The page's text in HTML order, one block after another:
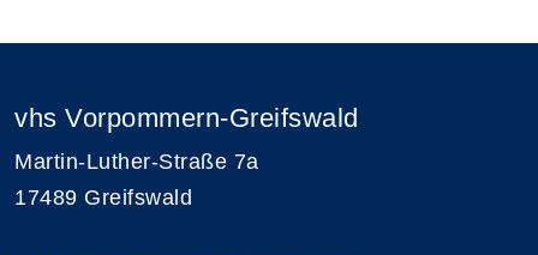
vhs Vorpommern-Greifswald
Martin-Luther-Straße 7a
17489 Greifswald